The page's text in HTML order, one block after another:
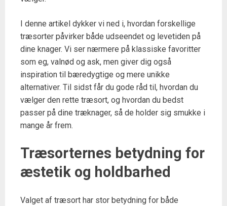
I denne artikel dykker vi ned i, hvordan forskellige
træsorter påvirker både udseendet og levetiden på
dine knager. Vi ser nærmere på klassiske favoritter
som eg, valnød og ask, men giver dig også
inspiration til bæredygtige og mere unikke
alternativer. Til sidst får du gode råd til, hvordan du
vælger den rette træsort, og hvordan du bedst
passer på dine træknager, så de holder sig smukke i
mange år frem.
Træsorternes betydning for
æstetik og holdbarhed
Valget af træsort har stor betydning for både